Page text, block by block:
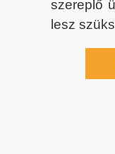
szereplő
lesz